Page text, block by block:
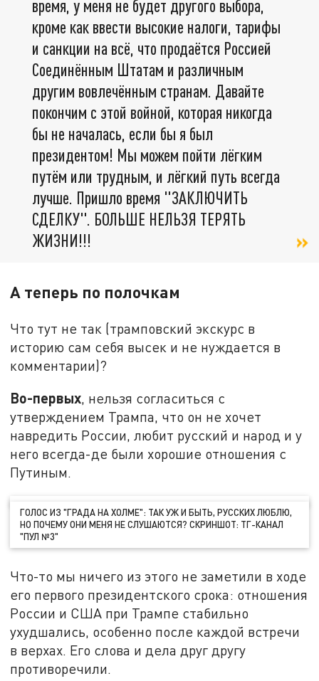
время, у меня не будет другого выбора,
кроме как ввести высокие налоги, тарифы
и санкции на всё, что продаётся Россией
Соединённым Штатам и различным
другим вовлечённым странам. Давайте
покончим с этой войной, которая никогда
бы не началась, если бы я был
президентом! Мы можем пойти лёгким
путём или трудным, и лёгкий путь всегда
лучше. Пришло время "ЗАКЛЮЧИТЬ
СДЕЛКУ". БОЛЬШЕ НЕЛЬЗЯ ТЕРЯТЬ
ЖИЗНИ!!!
А теперь по полочкам
Что тут не так (трамповский экскурс в
историю сам себя высек и не нуждается в
комментарии)?
Во-первых, нельзя согласиться с
утверждением Трампа, что он не хочет
навредить России, любит русский и народ и у
него всегда-де были хорошие отношения с
Путиным.
ГОЛОС ИЗ "ГРАДА НА ХОЛМЕ": ТАК УЖ И БЫТЬ, РУССКИХ ЛЮБЛЮ,
НО ПОЧЕМУ ОНИ МЕНЯ НЕ СЛУШАЮТСЯ? СКРИНШОТ: ТГ-КАНАЛ
"ПУЛ №3"
Что-то мы ничего из этого не заметили в ходе
его первого президентского срока: отношения
России и США при Трампе стабильно
ухудшались, особенно после каждой встречи
в верхах. Его слова и дела друг другу
противоречили.